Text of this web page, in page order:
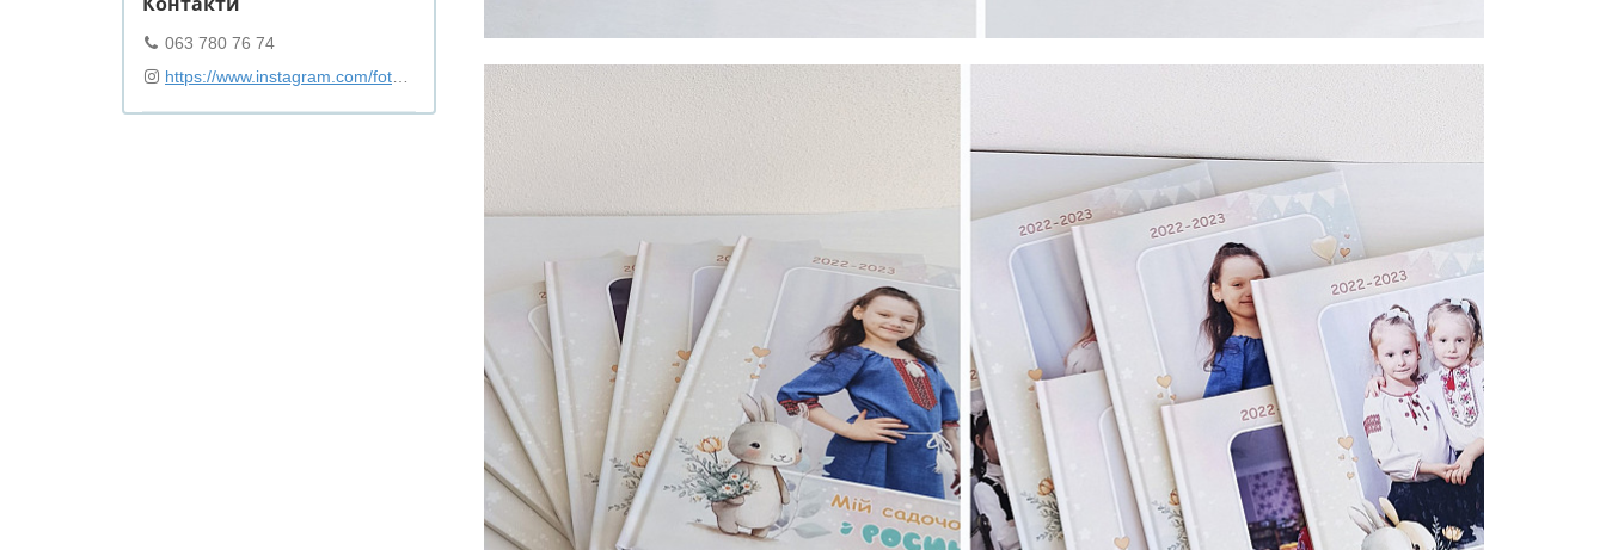
063 780 76 74
https://www.instagram.com/fotobook_diama